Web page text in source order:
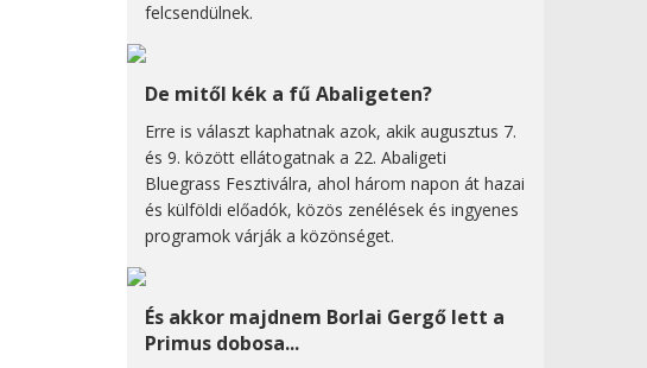
felcsendülnek.
De mitől kék a fű Abaligeten?
Erre is választ kaphatnak azok, akik augusztus 7.
és 9. között ellátogatnak a 22. Abaligeti
Bluegrass Fesztiválra, ahol három napon át hazai
és külföldi előadók, közös zenélések és ingyenes
programok várják a közönséget.
És akkor majdnem Borlai Gergő lett a
Primus dobosa...